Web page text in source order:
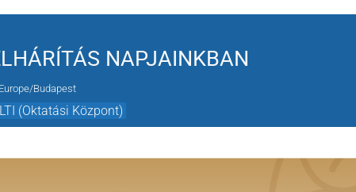
NAPJAINKBAN
Europe/Budapest
(Oktatási Központ)